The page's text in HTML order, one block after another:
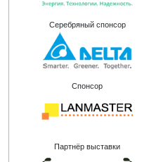
Серебряный спонсор
Спонсор
Партнёр выставки